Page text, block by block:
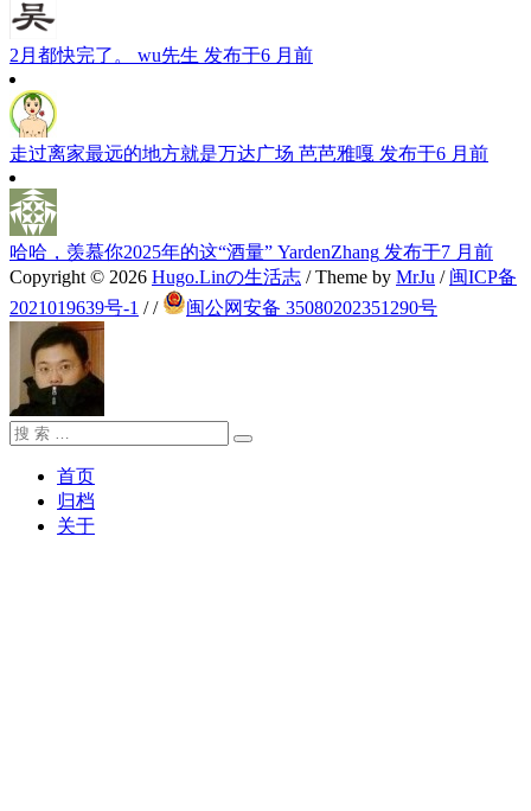
2月都快完了。 wu先生 发布于6 月前
走过离家最远的地方就是万达广场 芭芭雅嘎 发布于6 月前
哈哈，羡慕你2025年的这“酒量” YardenZhang 发布于7 月前
Copyright © 2026 Hugo.Linの生活志 / Theme by MrJu / 闽ICP备
2021019639号-1 // 闽公网安备 35080202351290号
搜
搜
首页
归档
关于